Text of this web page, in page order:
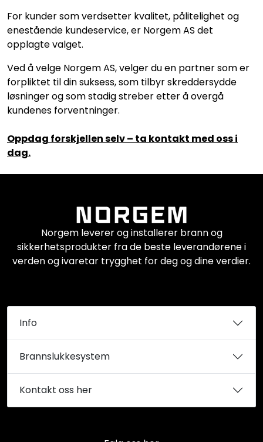
For kunder som verdsetter kvalitet, pålitelighet og
enestående kundeservice, er Norgem AS det
opplagte valget.
Ved å velge Norgem AS, velger du en partner som er
forpliktet til din suksess, som tilbyr skreddersydde
løsninger og som stadig streber etter å overgå
kundenes forventninger.
Oppdag forskjellen selv – ta kontakt med oss i
dag.
Norgem leverer og installerer brann og
sikkerhetsprodukter fra de beste leverandørene i
verden og ivaretar trygghet for deg og dine verdier.
Info
Brannslukkesystem
Kontakt oss her